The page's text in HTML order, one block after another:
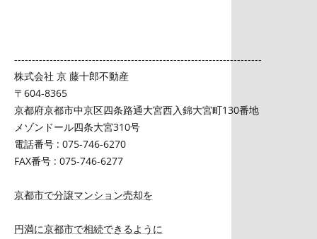
----------------------------------------------------------------------
株式会社 京 藤十郎不動産
〒604-8365
京都府京都市中京区四条路通大宮西入錦大宮町130番地
メゾンドール四条大宮310号
電話番号 : 075-746-6270
FAX番号 : 075-746-6277
京都市で分譲マンション売却を
円満に京都市で相続できるように